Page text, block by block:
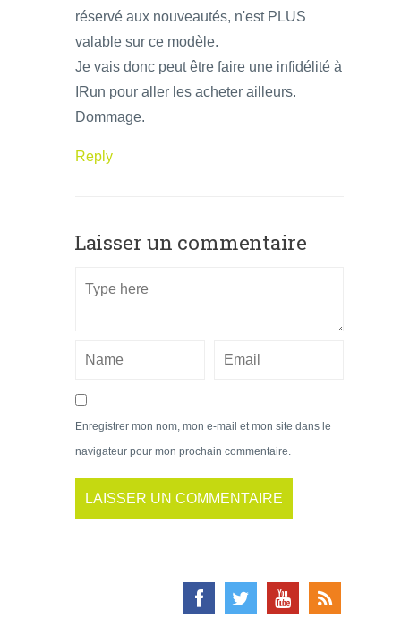
réservé aux nouveautés, n'est PLUS
valable sur ce modèle.
Je vais donc peut être faire une infidélité à
IRun pour aller les acheter ailleurs.
Dommage.
Reply
Laisser un commentaire
Enregistrer mon nom, mon e-mail et mon site dans le
navigateur pour mon prochain commentaire.